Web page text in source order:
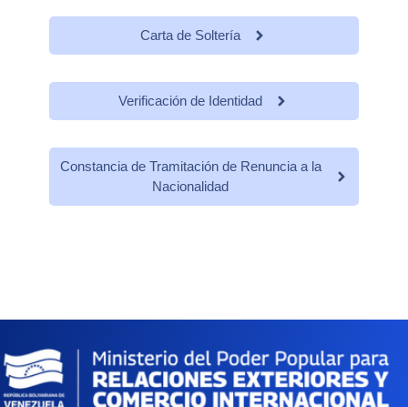
Carta de Soltería
Verificación de Identidad
Constancia de Tramitación de Renuncia a la
Nacionalidad